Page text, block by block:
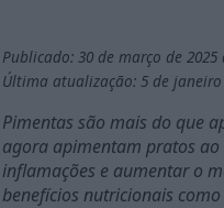
Publicado: 30 de março de 2025
Última atualização: 5 de janeiro
Pimentas são mais do que
agora apimentam pratos ao
inflamações e aumentar o
benefícios nutricionais como